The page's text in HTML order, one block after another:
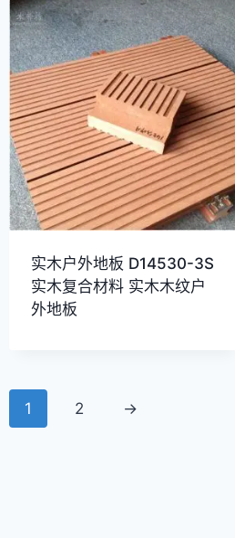
实木户外地板 D14530-3S
实木复合材料 实木木纹户
外地板
1 2 →